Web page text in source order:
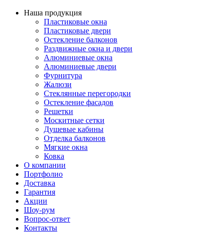
Наша продукция
Пластиковые окна
Пластиковые двери
Остекление балконов
Раздвижные окна и двери
Алюминиевые окна
Алюминиевые двери
Фурнитура
Жалюзи
Стеклянные перегородки
Остекление фасадов
Решетки
Москитные сетки
Душевые кабины
Отделка балконов
Мягкие окна
Ковка
О компании
Портфолио
Доставка
Гарантия
Акции
Шоу-рум
Вопрос-ответ
Контакты